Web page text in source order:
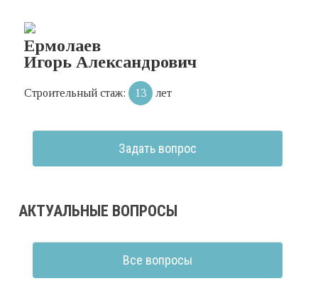
Ермолаев
Игорь Александрович
Строительный стаж: 13 лет
Задать вопрос
АКТУАЛЬНЫЕ ВОПРОСЫ
Все вопросы